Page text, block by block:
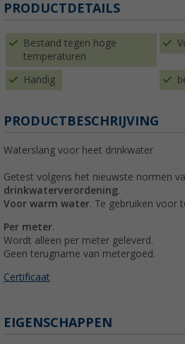
PRODUCTDETAILS
Bestand tegen hoge
temperaturen
Handig
PRODUCTBESCHRIJVING
Waterslang voor heet drinkwater
Getest volgens het nieuwste normen
drinkwaterverordening.
Voor warm water. Te gebruiken voor
Per meter.
Wordt alleen per meter geleverd.
Geen terugname van metergoed.
Certificaat
EIGENSCHAPPEN